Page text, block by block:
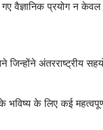
गए वैज्ञानिक प्रयोग न केवल
अंतरराष्ट्रीय
के भविष्य के लिए कई